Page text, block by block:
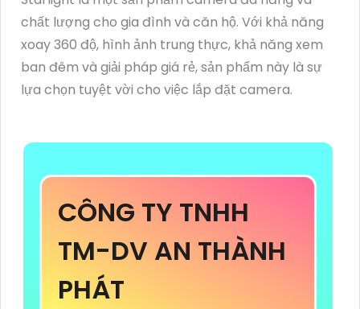
chất lượng cho gia đình và căn hộ. Với khả năng
xoay 360 độ, hình ảnh trung thực, khả năng xem
ban đêm và giải pháp giá rẻ, sản phẩm này là sự
lựa chọn tuyệt vời cho việc lắp đặt camera.
CÔNG TY TNHH
TM-DV AN THÀNH
PHÁT